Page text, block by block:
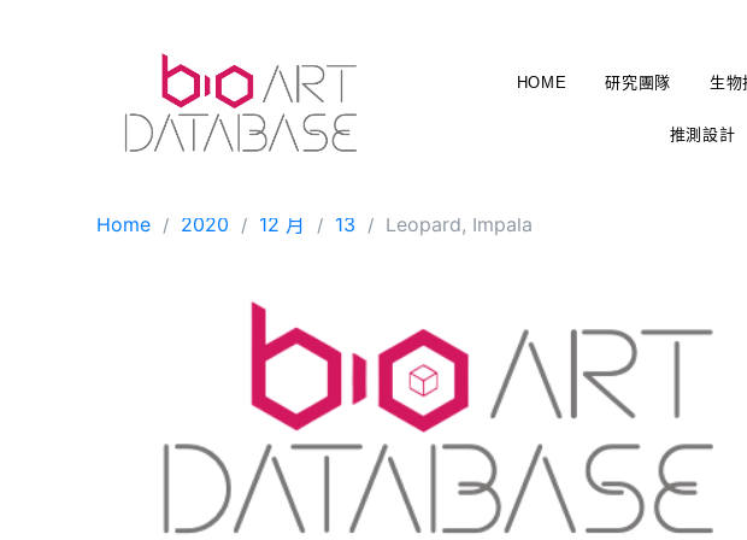
HOME 研究團隊 生物
推測設計
Home 2020 12 月 13 Leopard, Impala